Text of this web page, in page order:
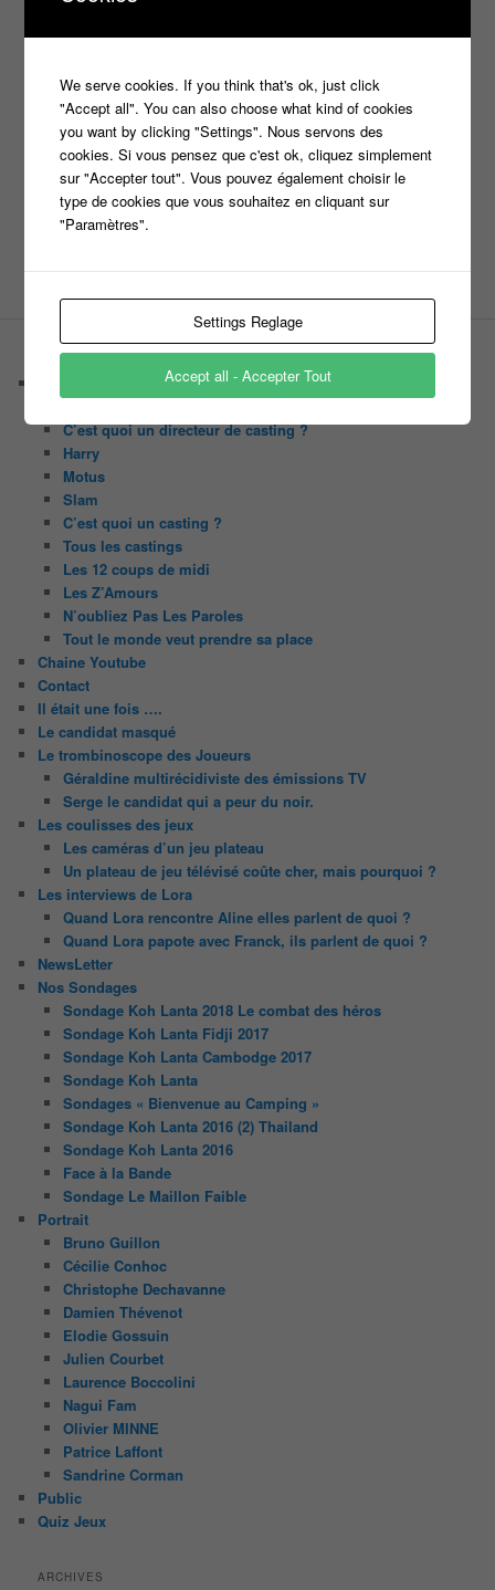
jeu tvJeuxJeux TV Julien Courbet Jérémy Michalak
Koh Lanta laurence boccolini le maillon faible
Maestro Masters money drop
n'oubliez pas les paroles
N'oubliez pas les paroles naguinoplp nrj12
tournagetv W9
PAGES
C’est quoi un directeur de casting ?
Harry
Motus
Slam
C’est quoi un casting ?
Tous les castings
Les 12 coups de midi
Les Z’Amours
N’oubliez Pas Les Paroles
Tout le monde veut prendre sa place
Chaine Youtube
Contact
Il était une fois ….
Le candidat masqué
Le trombinoscope des Joueurs
Géraldine multirécidiviste des émissions TV
Serge le candidat qui a peur du noir.
Les coulisses des jeux
Les caméras d’un jeu plateau
Un plateau de jeu télévisé coûte cher, mais pourquoi ?
Les interviews de Lora
Quand Lora rencontre Aline elles parlent de quoi ?
Quand Lora papote avec Franck, ils parlent de quoi ?
NewsLetter
Nos Sondages
Sondage Koh Lanta 2018 Le combat des héros
Sondage Koh Lanta Fidji 2017
Sondage Koh Lanta Cambodge 2017
Sondage Koh Lanta
Sondages « Bienvenue au Camping »
Sondage Koh Lanta 2016 (2) Thailand
Sondage Koh Lanta 2016
Face à la Bande
Sondage Le Maillon Faible
Portrait
Bruno Guillon
Cécilie Conhoc
Christophe Dechavanne
Damien Thévenot
Elodie Gossuin
Julien Courbet
Laurence Boccolini
Nagui Fam
Olivier MINNE
Patrice Laffont
Sandrine Corman
Public
Quiz Jeux
ARCHIVES
We serve cookies. If you think that's ok, just click
"Accept all". You can also choose what kind of cookies
you want by clicking "Settings". Nous servons des
cookies. Si vous pensez que c'est ok, cliquez simplement
sur "Accepter tout". Vous pouvez également choisir le
type de cookies que vous souhaitez en cliquant sur
"Paramètres".
Settings Reglage
Accept all - Accepter Tout